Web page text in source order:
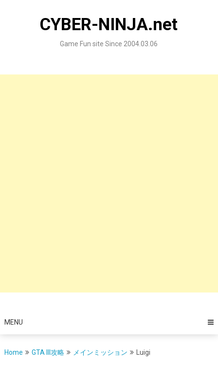
CYBER-NINJA.net
Game Fun site Since 2004.03.06
MENU
Home GTA III攻略 メインミッション Luigi